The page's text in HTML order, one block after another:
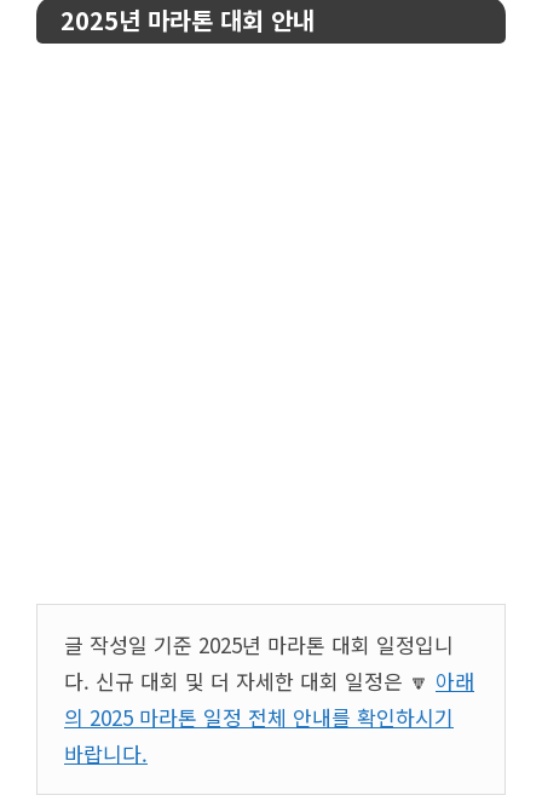
2025년 마라톤 대회 안내
글 작성일 기준 2025년 마라톤 대회 일정입니
다. 신규 대회 및 더 자세한 대회 일정은 🔽 아래
의 2025 마라톤 일정 전체 안내를 확인하시기
바랍니다.